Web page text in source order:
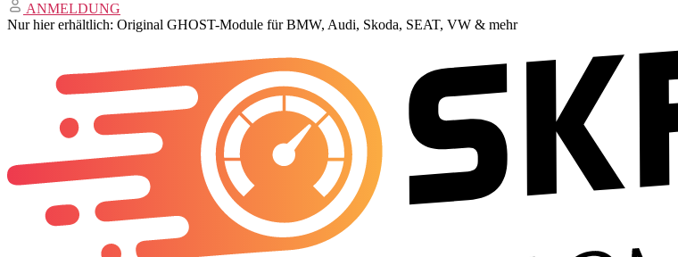
ANMELDUNG
Nur hier erhältlich: Original GHOST-Module für BMW, Audi, Skoda, SEAT, VW & mehr